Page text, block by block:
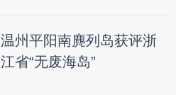
温州平阳南麂列岛获评浙
江省“无废海岛”